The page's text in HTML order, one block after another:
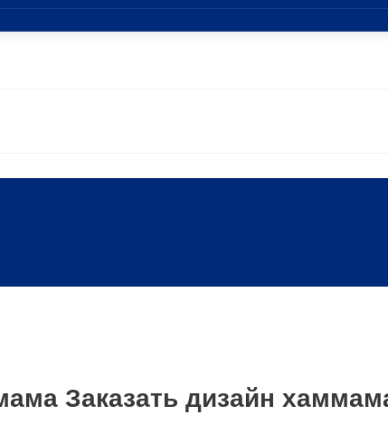
Заказать дизайн